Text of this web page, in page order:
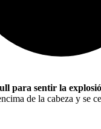
para sentir la
de la cabeza y se